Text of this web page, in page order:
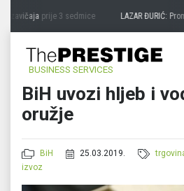
zavičajaprije 3 sedmice LAZAR ĐURIĆ:
BUSINESS SERVICES
BiH uvozi hljeb i
oružje
BiH 25.03.2019.
izvoz